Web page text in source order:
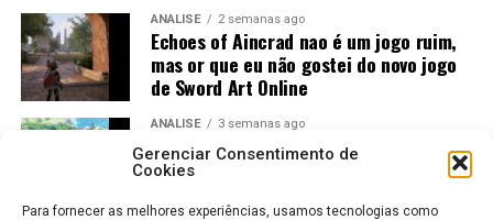
Gerenciar Consentimento de
Cookies
Para fornecer as melhores experiências, usamos tecnologias como
Já noNintendo Switch 1, o trabalho de otimização
ANÁLISE 2 semanas ago
Echoes of Aincrad nao é um jogo ruim,
mas or que eu não gostei do novo jogo
de Sword Art Online
ANÁLISE 3 semanas ago
Jogos Amados e Odiados do Sonic: Os
Maiores Acertos e Erros da SEGA